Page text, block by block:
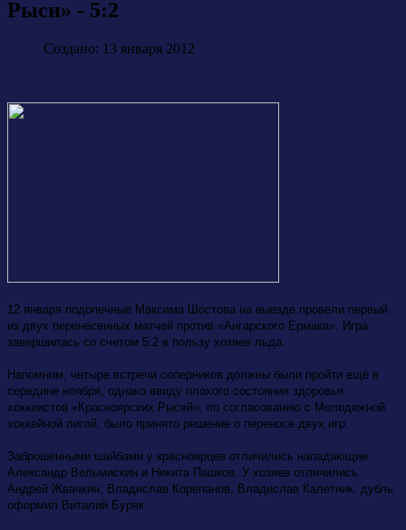
Рыси» - 5:2
Создано: 13 января 2012
12 января подопечные Максима Шостова на выезде провели первый
из двух перенесенных матчей против «Ангарского Ермака». Игра
завершилась со счетом 5:2 в пользу хозяев льда.
Напомним, четыре встречи соперников должны были пройти ещё в
середине ноября, однако ввиду плохого состояния здоровья
хоккеистов «Красноярских Рысей», по согласованию с Молодежной
хоккейной лигой, было принято решение о переносе двух игр.
Заброшенными шайбами у красноярцев отличились нападающие
Александр Вельмискин и Никита Пашков. У хозяев отличились
Андрей Жвачкин, Владислав Корепанов, Владислав Калетник, дубль
оформил Виталий Буряк.